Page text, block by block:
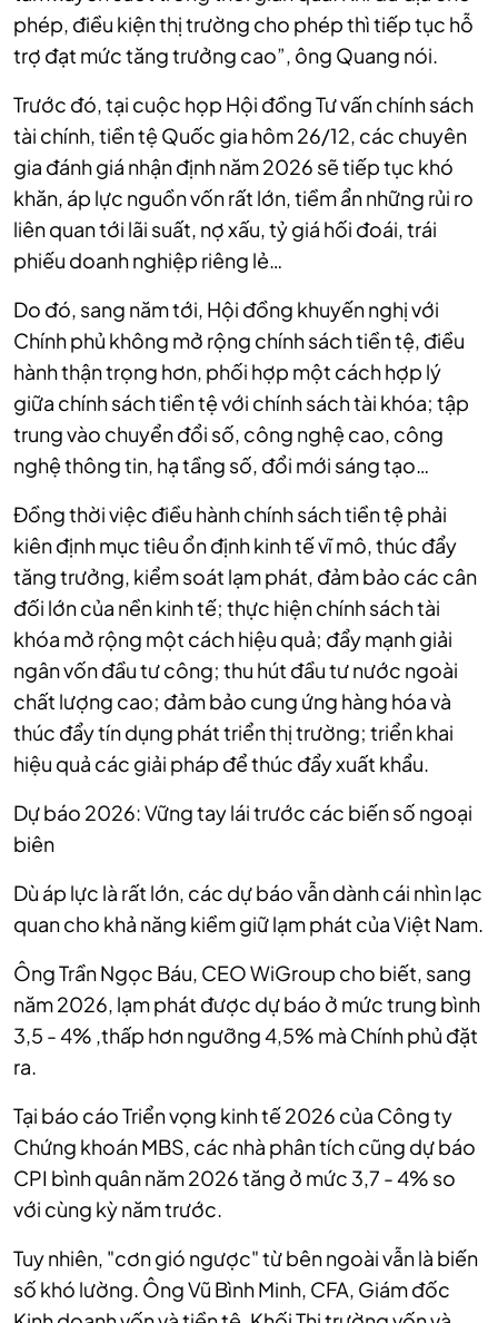
phép, điều kiện thị trường cho phép thì tiếp tục hỗ
trợ đạt mức tăng trưởng cao”, ông Quang nói.
Trước đó, tại cuộc họp Hội đồng Tư vấn chính sách
tài chính, tiền tệ Quốc gia hôm 26/12, các chuyên
gia đánh giá nhận định năm 2026 sẽ tiếp tục khó
khăn, áp lực nguồn vốn rất lớn, tiềm ẩn những rủi ro
liên quan tới lãi suất, nợ xấu, tỷ giá hối đoái, trái
phiếu doanh nghiệp riêng lẻ…
Do đó, sang năm tới, Hội đồng khuyến nghị với
Chính phủ không mở rộng chính sách tiền tệ, điều
hành thận trọng hơn, phối hợp một cách hợp lý
giữa chính sách tiền tệ với chính sách tài khóa; tập
trung vào chuyển đổi số, công nghệ cao, công
nghệ thông tin, hạ tầng số, đổi mới sáng tạo…
Đồng thời việc điều hành chính sách tiền tệ phải
kiên định mục tiêu ổn định kinh tế vĩ mô, thúc đẩy
tăng trưởng, kiểm soát lạm phát, đảm bảo các cân
đối lớn của nền kinh tế; thực hiện chính sách tài
khóa mở rộng một cách hiệu quả; đẩy mạnh giải
ngân vốn đầu tư công; thu hút đầu tư nước ngoài
chất lượng cao; đảm bảo cung ứng hàng hóa và
thúc đẩy tín dụng phát triển thị trường; triển khai
hiệu quả các giải pháp để thúc đẩy xuất khẩu.
Dự báo 2026: Vững tay lái trước các biến số ngoại
biên
Dù áp lực là rất lớn, các dự báo vẫn dành cái nhìn lạc
quan cho khả năng kiềm giữ lạm phát của Việt Nam.
Ông Trần Ngọc Báu, CEO WiGroup cho biết, sang
năm 2026, lạm phát được dự báo ở mức trung bình
3,5 - 4% ,thấp hơn ngưỡng 4,5% mà Chính phủ đặt
ra.
Tại báo cáo Triển vọng kinh tế 2026 của Công ty
Chứng khoán MBS, các nhà phân tích cũng dự báo
CPI bình quân năm 2026 tăng ở mức 3,7 - 4% so
với cùng kỳ năm trước.
Tuy nhiên, "cơn gió ngược" từ bên ngoài vẫn là biến
số khó lường. Ông Vũ Bình Minh, CFA, Giám đốc